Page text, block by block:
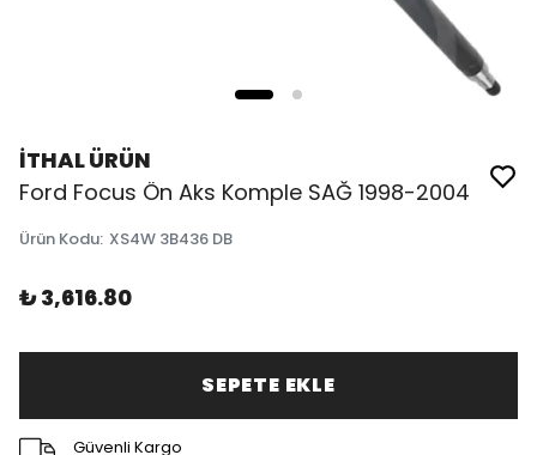
İTHAL ÜRÜN
Ford Focus Ön Aks Komple SAĞ 1998-2004
Ürün Kodu: XS4W 3B436 DB
₺ 3,616.80
SEPETE EKLE
Güvenli Kargo